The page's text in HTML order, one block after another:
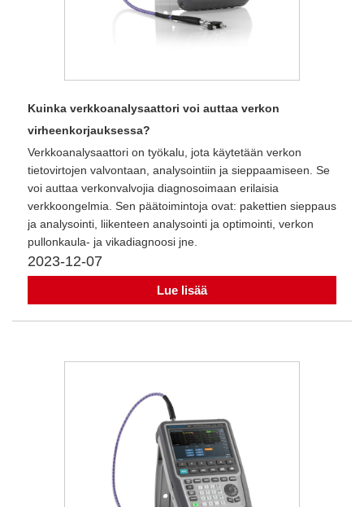
Kuinka verkkoanalysaattori voi auttaa verkon
virheenkorjauksessa?
Verkkoanalysaattori on työkalu, jota käytetään verkon
tietovirtojen valvontaan, analysointiin ja sieppaamiseen. Se
voi auttaa verkonvalvojia diagnosoimaan erilaisia ​​
verkkoongelmia. Sen päätoimintoja ovat: pakettien sieppaus
ja analysointi, liikenteen analysointi ja optimointi, verkon
pullonkaula- ja vikadiagnoosi jne.
2023-12-07
Lue lisää